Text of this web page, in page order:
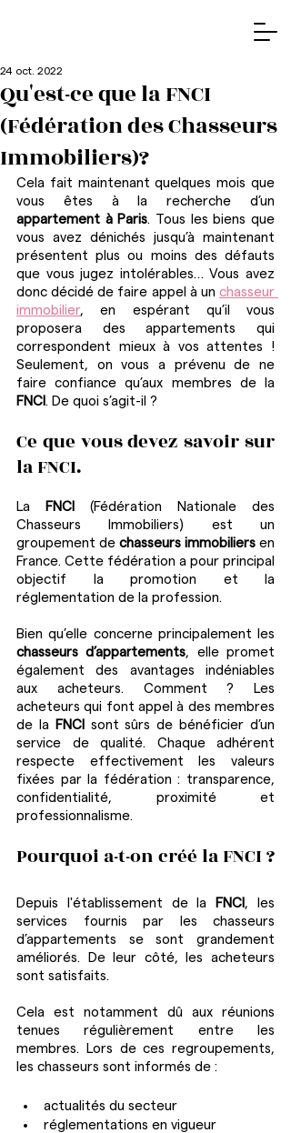
Qu'est-ce que la FNCI
(Fédération des Chasseurs
Immobiliers)?
24 oct. 2022
Cela fait maintenant quelques mois que
appartement à Paris. Tous les biens que
vous avez dénichés jusqu’à maintenant
présentent plus ou moins des défauts
que vous jugez intolérables… Vous avez
donc décidé de faire appel à un chasseur
immobilier, en espérant qu’il vous
proposera des appartements qui
correspondent mieux à vos attentes !
Seulement, on vous a prévenu de ne
FNCI . De quoi s’agit-il ?
Ce que vous devez savoir sur
la FNCI.
La FNCI (Fédération Nationale des
Chasseurs Immobiliers) est un
groupement de chasseurs immobiliers en
France. Cette fédération a pour principal
objectif la promotion et la
réglementation de la profession.
chasseurs d’appartements, elle promet
également des avantages indéniables
aux acheteurs. Comment ? Les
acheteurs qui font appel à des membres
de la
FNCI sont sûrs de bénéficier d’un
service de qualité. Chaque adhérent
respecte effectivement les valeurs
fixées par la fédération : transparence,
confidentialité, proximité et
professionnalisme.
Pourquoi a-t-on créé la FNCI ?
Depuis l'établissement de la FNCI , les
services fournis par les chasseurs
d’appartements se sont grandement
améliorés. De leur côté, les acheteurs
sont satisfaits.
Cela est notamment dû aux réunions
tenues régulièrement entre les
membres. Lors de ces regroupements,
les chasseurs sont informés de :
actualités du secteur
réglementations en vigueur